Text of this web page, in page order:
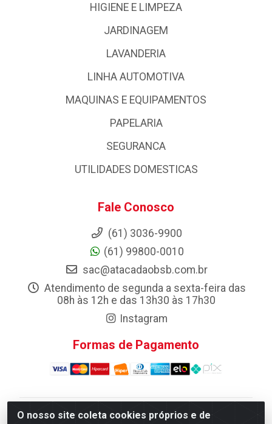
O nosso site coleta cookies próprios e de
HIGIENE E LIMPEZA
JARDINAGEM
LAVANDERIA
LINHA AUTOMOTIVA
MAQUINAS E EQUIPAMENTOS
PAPELARIA
SEGURANCA
UTILIDADES DOMESTICAS
Fale Conosco
(61) 3036-9900
(61) 99800-0010
sac@atacadaobsb.com.br
Atendimento de segunda a sexta-feira das
08h às 12h e das 13h30 às 17h30
Instagram
Formas de Pagamento
Atacadao da Limpeza F. Pereira Queiroz Comercio e